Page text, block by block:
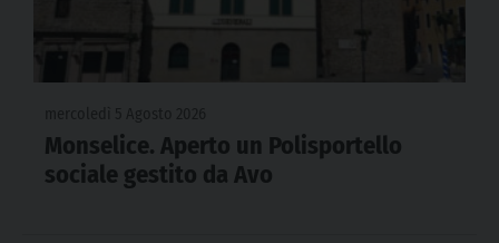
Monselice. Aperto un Polisportello
sociale gestito da Avo